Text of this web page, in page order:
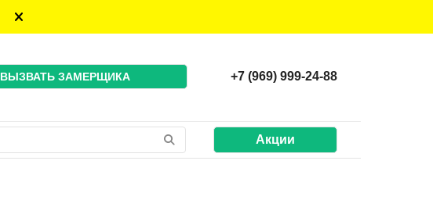
ВЫЗВАТЬ ЗАМЕРЩИКА +7 (969) 999-24-88
Акции